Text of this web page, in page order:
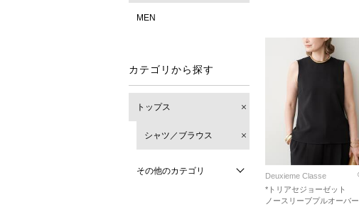
MEN
カテゴリから探す
トップス
シャツ／ブラウス
その他のカテゴリ
Deuxieme Classe
*トリアセジョーゼット
ノースリーブプルオーバー